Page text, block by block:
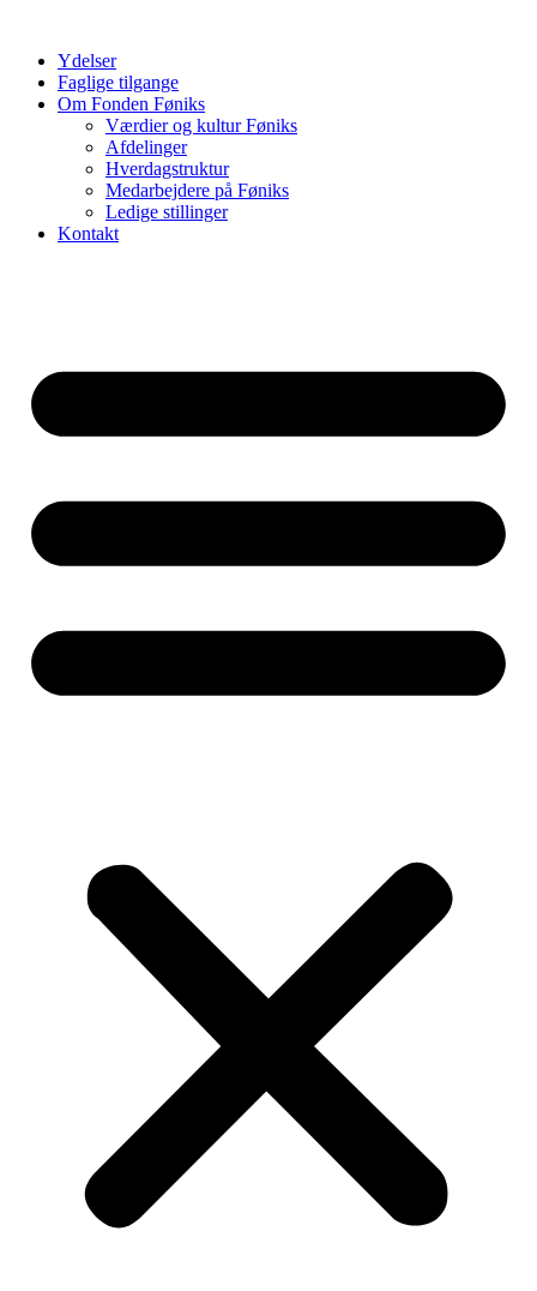
indholdYdelser
Faglige tilgange
Om Fonden Føniks
Værdier og kultur Føniks
Afdelinger
Hverdagstruktur
Medarbejdere på Føniks
Ledige stillinger
Kontakt